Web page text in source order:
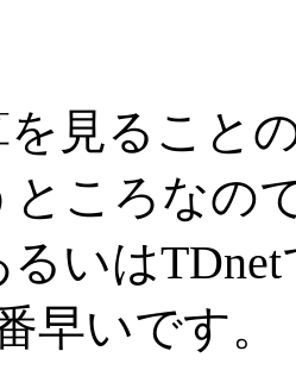
を見ること
ところなの
るいは
早いです。